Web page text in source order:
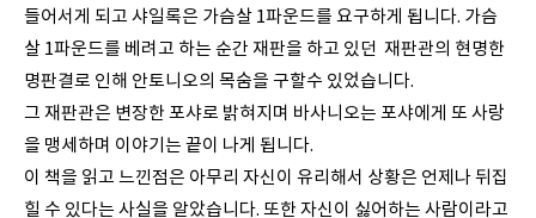
들어서게 되고 샤일록은 가슴살 1파운드를 요구하게 됩니다. 가슴
살 1파운드를 베려고 하는 순간 재판을 하고 있던 재판관의 현명한
명판결로 인해 안토니오의 목숨을 구할수 있었습니다.
그 재판관은 변장한 포샤로 밝혀지며 바사니오는 포샤에게 또 사랑
을 맹세하며 이야기는 끝이 나게 됩니다.
이 책을 읽고 느낀점은 아무리 자신이 유리해서 상황은 언제나 뒤집
힐 수 있다는 사실을 알았습니다. 또한 자신이 싫어하는 사람이라고